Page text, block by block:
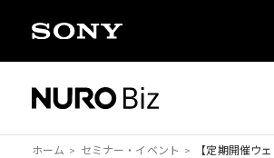
ホーム セミナー・イベント 【定期開催ウェ